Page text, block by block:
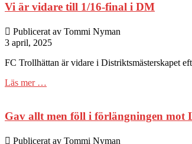
Vi är vidare till 1/16-final i DM
Publicerat av Tommi Nyman
3 april, 2025
FC Trollhättan är vidare i Distriktsmästerskapet
Läs mer …
Gav allt men föll i förlängningen mot
Publicerat av Tommi Nyman